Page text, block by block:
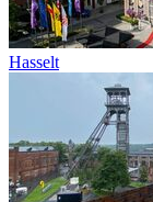
Hasselt